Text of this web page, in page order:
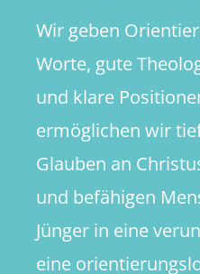
Wir geben
Worte, gute
und klare
ermöglichen wir
Glauben an
und befähigen
Jünger in eine
eine